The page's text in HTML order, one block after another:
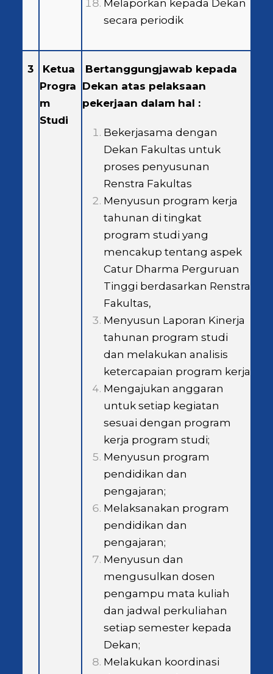
Melaporkan kepada Dekan
secara periodik
3
Ketua
Progra
m
Studi
Bertanggungjawab kepada
Dekan atas pelaksaan
pekerjaan dalam hal :
Bekerjasama dengan
Dekan Fakultas untuk
proses penyusunan
Renstra Fakultas
Menyusun program kerja
tahunan di tingkat
program studi yang
mencakup tentang aspek
Catur Dharma Perguruan
Tinggi berdasarkan Renstra
Fakultas,
Menyusun Laporan Kinerja
tahunan program studi
dan melakukan analisis
ketercapaian program kerja
Mengajukan anggaran
untuk setiap kegiatan
sesuai dengan program
kerja program studi;
Menyusun program
pendidikan dan
pengajaran;
Melaksanakan program
pendidikan dan
pengajaran;
Menyusun dan
mengusulkan dosen
pengampu mata kuliah
dan jadwal perkuliahan
setiap semester kepada
Dekan;
Melakukan koordinasi